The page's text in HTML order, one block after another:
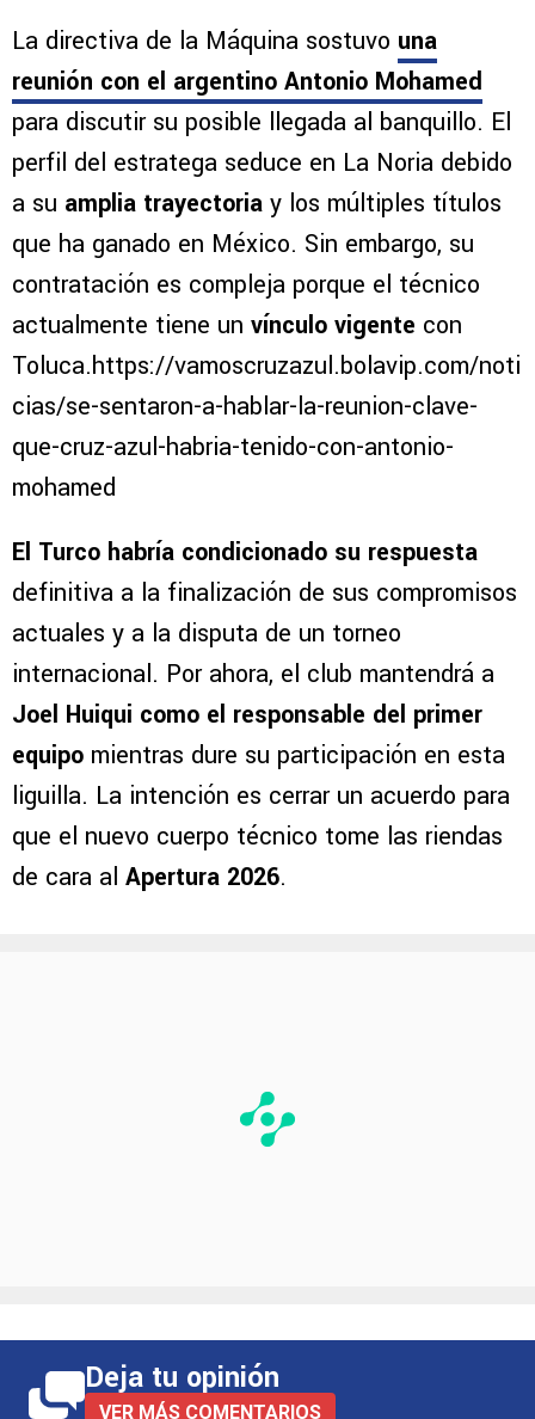
La directiva de la Máquina sostuvo una
reunión con el argentino Antonio Mohamed
para discutir su posible llegada al banquillo. El
perfil del estratega seduce en La Noria debido
a su amplia trayectoria y los múltiples títulos
que ha ganado en México. Sin embargo, su
contratación es compleja porque el técnico
actualmente tiene un vínculo vigente con
Toluca.https://vamoscruzazul.bolavip.com/noti
cias/se-sentaron-a-hablar-la-reunion-clave-
que-cruz-azul-habria-tenido-con-antonio-
mohamed
El Turco habría condicionado su respuesta
definitiva a la finalización de sus compromisos
actuales y a la disputa de un torneo
internacional. Por ahora, el club mantendrá a
Joel Huiqui como el responsable del primer
equipo mientras dure su participación en esta
liguilla. La intención es cerrar un acuerdo para
que el nuevo cuerpo técnico tome las riendas
de cara al Apertura 2026.
Deja tu opinión
VER MÁS COMENTARIOS